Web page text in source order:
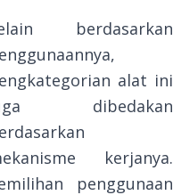
berdasarkan
alat ini
dibedakan
kerjanya.
penggunaan